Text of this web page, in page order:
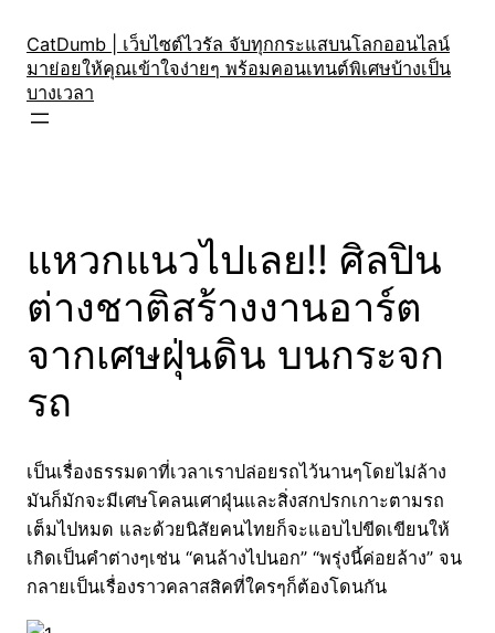
content
CatDumb | เว็บไซต์ไวรัล จับทุกกระแสบนโลกออนไลน์
มาย่อยให้คุณเข้าใจง่ายๆ พร้อมคอนเทนต์พิเศษบ้างเป็น
บางเวลา
แหวกแนวไปเลย!! ศิลปิน
ต่างชาติสร้างงานอาร์ต
จากเศษฝุ่นดิน บนกระจก
รถ
เป็นเรื่องธรรมดาที่เวลาเราปล่อยรถไว้นานๆโดยไม่ล้าง
มันก็มักจะมีเศษโคลนเศาฝุ่นและสิ่งสกปรกเกาะตามรถ
เต็มไปหมด และด้วยนิสัยคนไทยก็จะแอบไปขีดเขียนให้
เกิดเป็นคำต่างๆเช่น “คนล้างไปนอก” “พรุ่งนี้ค่อยล้าง” จน
กลายเป็นเรื่องราวคลาสสิคที่ใครๆก็ต้องโดนกัน